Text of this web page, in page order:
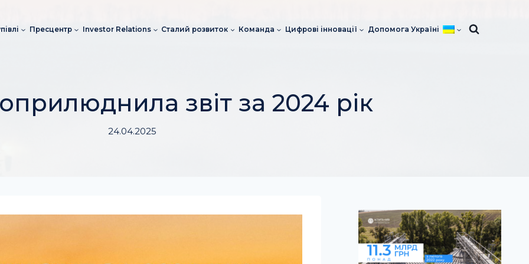
Пресцентр Investor Relations Сталий розвиток Команда Цифрові інновації Допомога Україні
звіт за 2024 рік
24.04.2025